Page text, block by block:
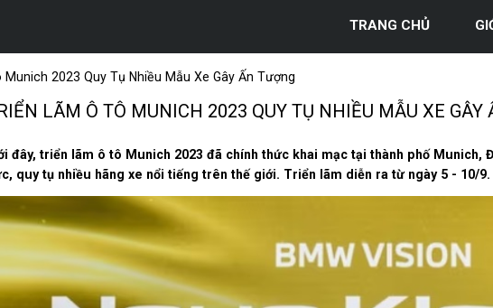
TRANG CHỦ
Munich 2023 Quy Tụ Nhiều Mẫu Xe Gây Ấn Tượng
LÃM Ô TÔ MUNICH 2023 QUY TỤ NHIỀU MẪU XE GÂY
đây, triển lãm ô tô Munich 2023 đã chính thức khai mạc tại thành phố Munich,
quy tụ nhiều hãng xe nổi tiếng trên thế giới. Triển lãm diễn ra từ ngày 5 - 10/9.